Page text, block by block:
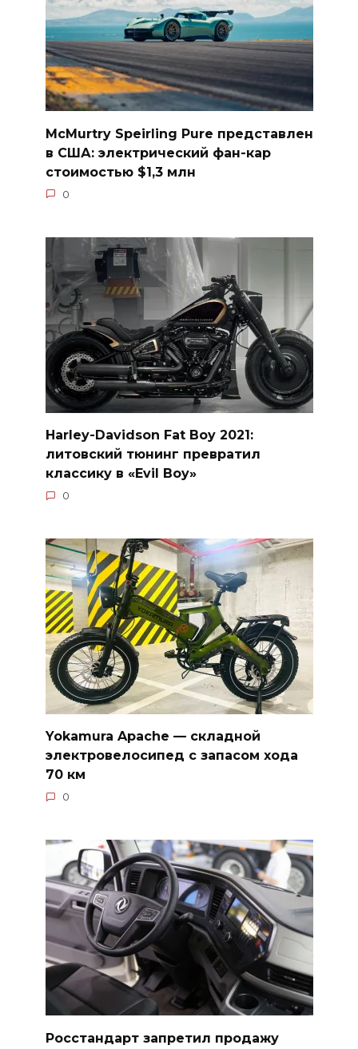
McMurtry Speirling Pure представлен
в США: электрический фан-кар
стоимостью $1,3 млн
0
Harley-Davidson Fat Boy 2021:
литовский тюнинг превратил
классику в «Evil Boy»
0
Yokamura Apache — складной
электровелосипед с запасом хода
70 км
0
Росстандарт запретил продажу